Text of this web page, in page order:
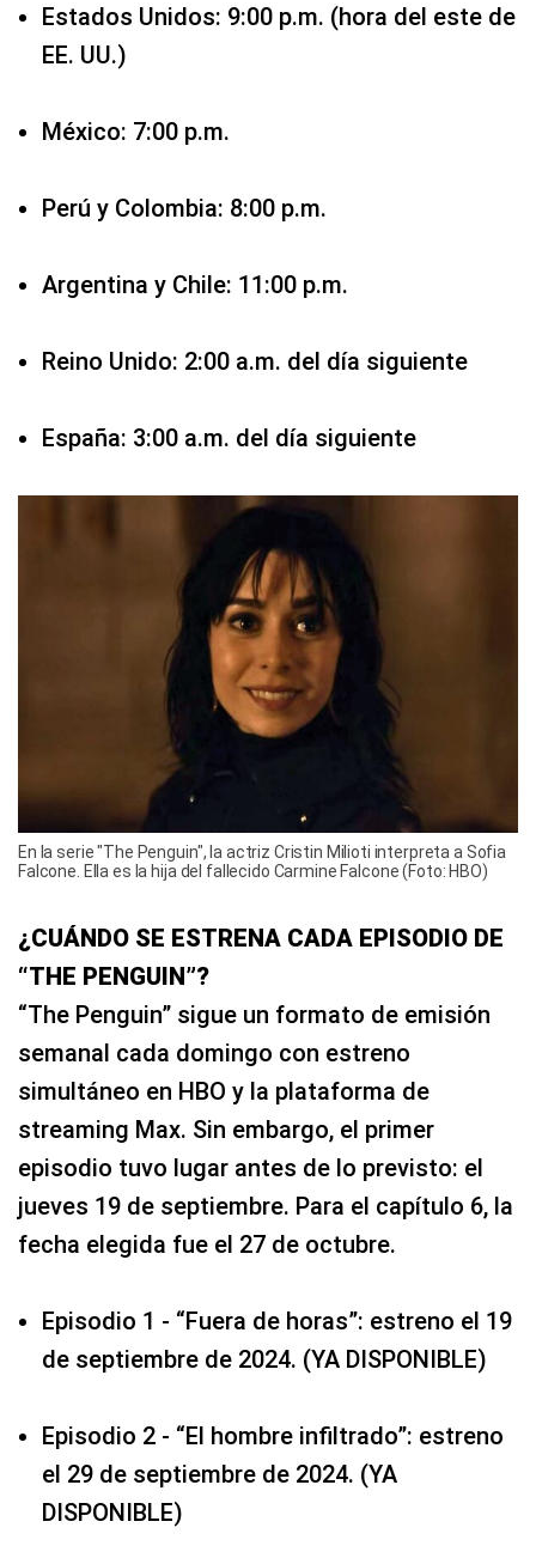
Estados Unidos: 9:00 p.m. (hora del este de
EE. UU.)
México: 7:00 p.m.
Perú y Colombia: 8:00 p.m.
Argentina y Chile: 11:00 p.m.
Reino Unido: 2:00 a.m. del día siguiente
España: 3:00 a.m. del día siguiente
En la serie "The Penguin", la actriz Cristin Milioti interpreta a Sofia
Falcone. Ella es la hija del fallecido Carmine Falcone (Foto: HBO)
¿CUÁNDO SE ESTRENA CADA EPISODIO DE
“THE PENGUIN”?
“The Penguin” sigue un formato de emisión
semanal cada domingo con estreno
simultáneo en HBO y la plataforma de
streaming Max. Sin embargo, el primer
episodio tuvo lugar antes de lo previsto: el
jueves 19 de septiembre. Para el capítulo 6, la
fecha elegida fue el 27 de octubre.
Episodio 1 - “Fuera de horas”: estreno el 19
de septiembre de 2024. (YA DISPONIBLE)
Episodio 2 - “El hombre infiltrado”: estreno
el 29 de septiembre de 2024. (YA
DISPONIBLE)